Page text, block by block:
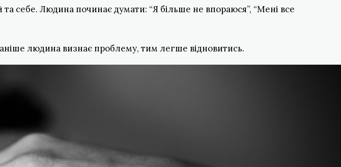
себе. Людина починає думати: “Я більше не впораюся”, “Мені все
людина визнає проблему, тим легше відновитись.